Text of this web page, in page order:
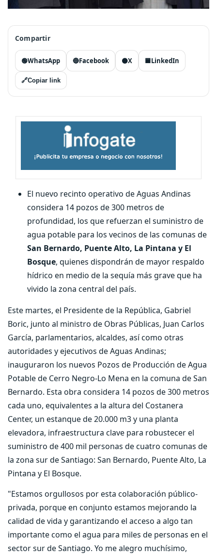
Compartir
🟢WhatsApp 🔵Facebook ⚫X 🟦LinkedIn
🔗Copiar link
El nuevo recinto operativo de Aguas Andinas
considera 14 pozos de 300 metros de
profundidad, los que refuerzan el suministro de
agua potable para los vecinos de las comunas de
San Bernardo, Puente Alto, La Pintana y El
Bosque, quienes dispondrán de mayor respaldo
hídrico en medio de la sequía más grave que ha
vivido la zona central del país.
Este martes, el Presidente de la República, Gabriel
Boric, junto al ministro de Obras Públicas, Juan Carlos
García, parlamentarios, alcaldes, así como otras
autoridades y ejecutivos de Aguas Andinas;
inauguraron los nuevos Pozos de Producción de Agua
Potable de Cerro Negro-Lo Mena en la comuna de San
Bernardo. Esta obra considera 14 pozos de 300 metros
cada uno, equivalentes a la altura del Costanera
Center, un estanque de 20.000 m3 y una planta
elevadora, infraestructura clave para robustecer el
suministro de 400 mil personas de cuatro comunas de
la zona sur de Santiago: San Bernardo, Puente Alto, La
Pintana y El Bosque.
"Estamos orgullosos por esta colaboración público-
privada, porque en conjunto estamos mejorando la
calidad de vida y garantizando el acceso a algo tan
importante como el agua para miles de personas en el
sector sur de Santiago. Yo me alegro muchísimo,